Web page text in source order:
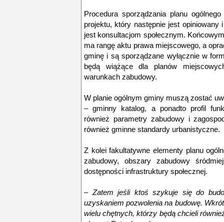
Procedura sporządzania planu
projektu, który następnie jest opiniowany
jest konsultacjom społecznym.
ma rangę aktu prawa miejscowego, a
gminę i są sporządzane wyłącznie w
będą wiążące dla planów
warunkach zabudowy.
W planie ogólnym gminy muszą zostać
– gminny katalog, a ponadto profil
również parametry zabudowy i
również gminne standardy urbanistyczne.
Z kolei fakultatywne elementy planu
zabudowy, obszary zabudowy
dostępności infrastruktury społecznej.
– Zatem jeśli ktoś szykuje się do
uzyskaniem pozwolenia na budowę.
wielu chętnych, którzy będą chcieli